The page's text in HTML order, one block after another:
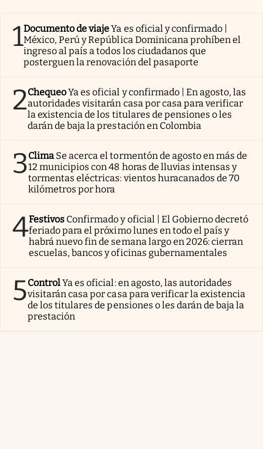
1Documento de viajeYa es oficial y confirmado |
México, Perú y República Dominicana prohíben el
ingreso al país a todos los ciudadanos que
posterguen la renovación del pasaporte
2ChequeoYa es oficial y confirmado | En agosto, las
autoridades visitarán casa por casa para verificar
la existencia de los titulares de pensiones o les
darán de baja la prestación en Colombia
3Clima Se acerca el tormentón de agosto en más de
12 municipios con 48 horas de lluvias intensas y
tormentas eléctricas: vientos huracanados de 70
kilómetros por hora
4Festivos Confirmado y oficial | El Gobierno decretó
feriado para el próximo lunes en todo el país y
habrá nuevo fin de semana largo en 2026: cierran
escuelas, bancos y oficinas gubernamentales
5ControlYa es oficial: en agosto, las autoridades
visitarán casa por casa para verificar la existencia
de los titulares de pensiones o les darán de baja la
prestación